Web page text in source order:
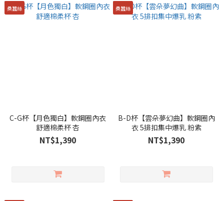
桑蠶絲
C-G杯【月色獨白】軟鋼圈內衣
舒適棉柔杯 杏
NT$1,390
桑蠶絲
B-D杯【雲朵夢幻曲】軟鋼圈內
衣 5排扣集中爆乳 粉紫
NT$1,390